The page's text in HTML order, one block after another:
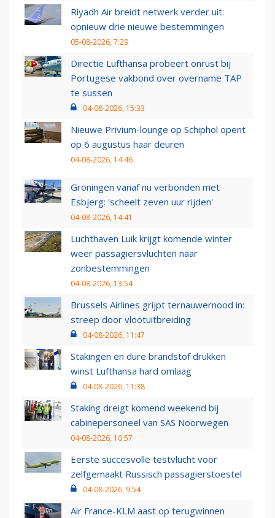
Riyadh Air breidt netwerk verder uit:
opnieuw drie nieuwe bestemmingen
05-08-2026, 7:29
Directie Lufthansa probeert onrust bij
Portugese vakbond over overname TAP
te sussen
04-08-2026, 15:33
Nieuwe Privium-lounge op Schiphol opent
op 6 augustus haar deuren
04-08-2026, 14:46
Groningen vanaf nu verbonden met
Esbjerg: 'scheelt zeven uur rijden'
04-08-2026, 14:41
Luchthaven Luik krijgt komende winter
weer passagiersvluchten naar
zonbestemmingen
04-08-2026, 13:54
Brussels Airlines grijpt ternauwernood in:
streep door vlootuitbreiding
04-08-2026, 11:47
Stakingen en dure brandstof drukken
winst Lufthansa hard omlaag
04-08-2026, 11:38
Staking dreigt komend weekend bij
cabinepersoneel van SAS Noorwegen
04-08-2026, 10:57
Eerste succesvolle testvlucht voor
zelfgemaakt Russisch passagierstoestel
04-08-2026, 9:54
Air France-KLM aast op terugwinnen